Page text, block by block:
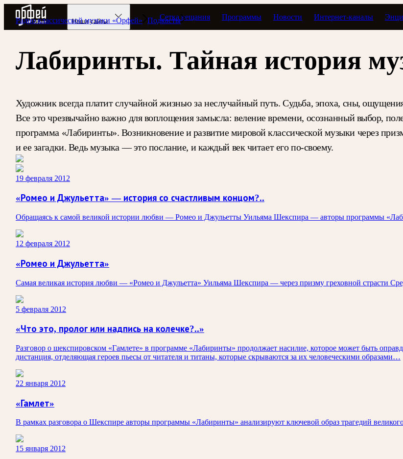
Радио Орфей
Наши сайты
Сетка вещания Программы Новости Интернет-каналы
Радио классической музыки «Орфей» Подкасты
Лабиринты. Тайная история
Художник всегда платит случайной жизнью за неслучайный путь. Судьба, эпоха, сны,
Все это чрезвычайно важно для воплощения замысла: веление времени, осознанный выбор,
программа «Лабиринты». Возникновение и развитие мировой классической музыки через
и ее загадки. Ведь музыка — это послание, и каждый век читает его по-своему.
19 февраля 2012
«Ромео и Джульетта» — история со счастливым концом?..
Обращаясь к самой великой истории любви — Ромео и Джульетты Уильяма Шекспира — авторы программы
12 февраля 2012
«Ромео и Джульетта»
Самая великая история любви — «Ромео и Джульетта» Уильяма Шекспира — через призму греховной страсти
5 февраля 2012
«Что это, пролог или надпись на колечке?..»
Разговор о шекспировском «Гамлете» в программе «Лабиринты» продолжает насилие, которое может быть
дистанция, отделяющая героев пьесы от читателя и титаны, которые скрываются за их человеческими образами…
22 января 2012
«Гамлет»
В рамках разговора о Шекспире авторы программы «Лабиринты» анализируют ключевой образ трагедий
15 января 2012